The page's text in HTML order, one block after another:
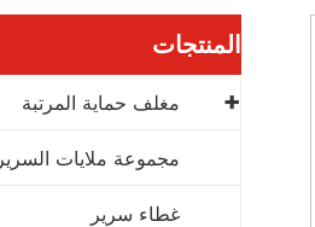
المنتجات
مغلف حماية المرتبة
مجموعة ملايات السرير
غطاء سرير